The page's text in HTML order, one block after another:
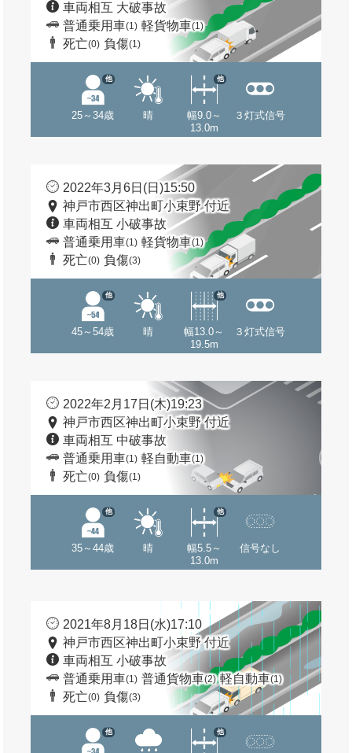
車両相互 大破事故
普通乗用車(1) 軽貨物車(1)
死亡(0) 負傷(1)
25～34歳
他
晴
幅9.0～
13.0m
他
３灯式信号
2022年3月6日(日)15:50
神戸市西区神出町小束野 付近
車両相互 小破事故
普通乗用車(1) 軽貨物車(1)
死亡(0) 負傷(3)
45～54歳
他
晴
幅13.0～
19.5m
他
３灯式信号
2022年2月17日(木)19:23
神戸市西区神出町小束野 付近
車両相互 中破事故
普通乗用車(1) 軽自動車(1)
死亡(0) 負傷(1)
35～44歳
他
晴
幅5.5～
13.0m
他
信号なし
2021年8月18日(水)17:10
神戸市西区神出町小束野 付近
車両相互 小破事故
普通乗用車(1) 普通貨物車(2) 軽自動車(1)
死亡(0) 負傷(3)
他 他